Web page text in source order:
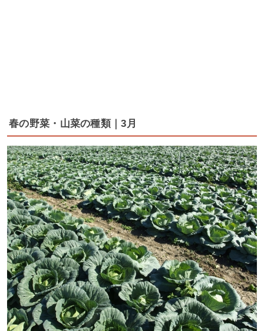
春の野菜・山菜の種類｜3月